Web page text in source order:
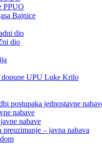
PPUO
Bajnice
dio
dio
dopune UPU Luke Krilo
postupaka jednostavne
nabave
nabave
– javna nabava